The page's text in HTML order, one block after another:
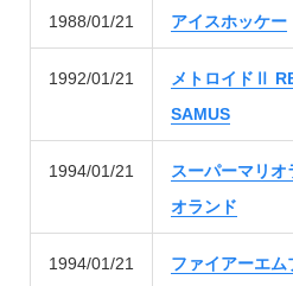
1988/01/21 アイスホッケー
1992/01/21
メトロイドⅡ
SAMUS
1994/01/21
スーパーマリオ
オランド
1994/01/21
ファイアーエム